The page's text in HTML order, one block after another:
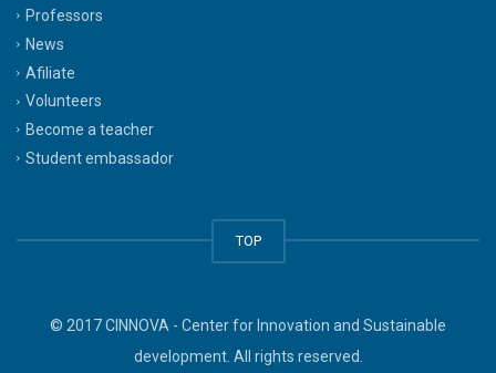
Professors
News
Afiliate
Volunteers
Become a teacher
Student embassador
TOP
© 2017 CINNOVA - Center for Innovation and Sustainable
development. All rights reserved.